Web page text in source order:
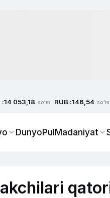
:14 053,18 so'm RUB :146,54 so'm
DunyoPulMadaniyat